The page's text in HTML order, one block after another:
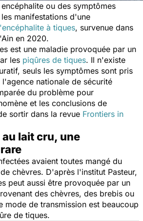
ou des symptômes
manifestations d'une
à tiques, survenue dans
en 2020.
est une maladie provoquée par un
les piqûres de tiques. Il n'existe
seuls les symptômes sont pris
l'agence nationale de sécurité
du problème pour
et les conclusions de
sortir dans la revue Frontiers in
lait cru, une
avaient toutes mangé du
chèvres. D'après l'institut Pasteur,
peut aussi être provoquée par un
des chèvres, des brebis ou
mode de transmission est beaucoup
de tiques.